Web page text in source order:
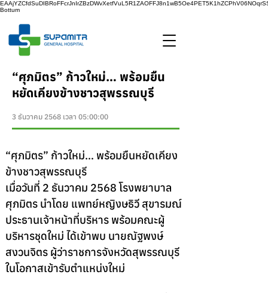
Bottum
“ศุภมิตร” ก้าวใหม่… พร้อมยืน
หยัดเคียงข้างชาวสุพรรณบุรี
3 ธันวาคม 2568 เวลา 05:00:00
“ศุภมิตร” ก้าวใหม่… พร้อมยืนหยัดเคียง
ข้างชาวสุพรรณบุรี
เมื่อวันที่ 2 ธันวาคม 2568 โรงพยาบาล
ศุภมิตร นำโดย แพทย์หญิงษธิวี สุขารมณ์
ประธานเจ้าหน้าที่บริหาร พร้อมคณะผู้
บริหารชุดใหม่ ได้เข้าพบ นายณัฐพงษ์
สงวนจิตร ผู้ว่าราชการจังหวัดสุพรรณบุรี
ในโอกาสเข้ารับตำแหน่งใหม่